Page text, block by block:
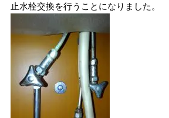
止水栓交換を行うことになりました。